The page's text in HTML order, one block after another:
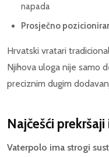
napada
Prosječno
Hrvatski vratari
Njihova uloga nije samo
preciznim dugim
Najčešći
Vaterpolo ima strogi